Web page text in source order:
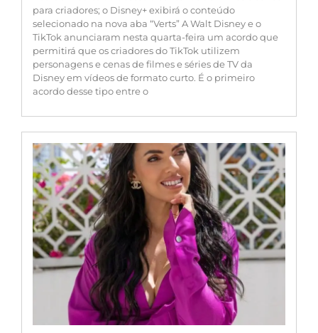
para criadores; o Disney+ exibirá o conteúdo
selecionado na nova aba “Verts” A Walt Disney e o
TikTok anunciaram nesta quarta-feira um acordo que
permitirá que os criadores do TikTok utilizem
personagens e cenas de filmes e séries de TV da
Disney em vídeos de formato curto. É o primeiro
acordo desse tipo entre o